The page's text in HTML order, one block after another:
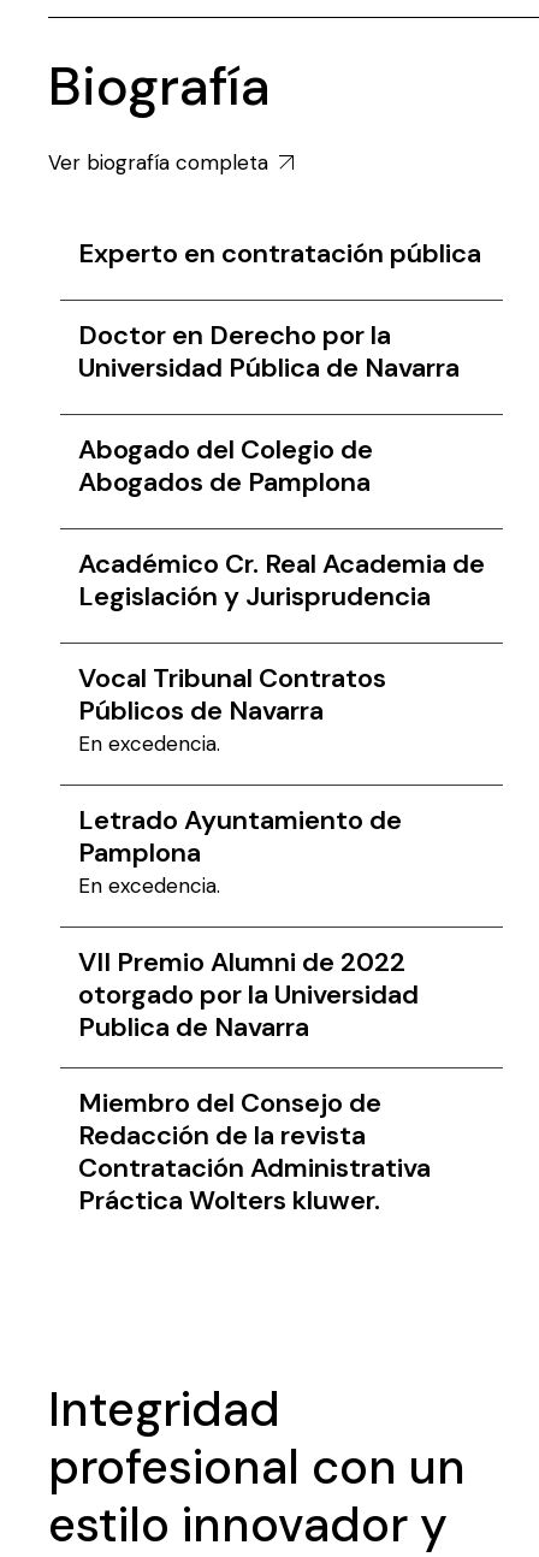
Biografía
Ver biografía completa
Experto en contratación pública
Doctor en Derecho por la
Universidad Pública de Navarra
Abogado del Colegio de
Abogados de Pamplona
Académico Cr. Real Academia de
Legislación y Jurisprudencia
Vocal Tribunal Contratos
Públicos de Navarra
En excedencia.
Letrado Ayuntamiento de
Pamplona
En excedencia.
VII Premio Alumni de 2022
otorgado por la Universidad
Publica de Navarra
Miembro del Consejo de
Redacción de la revista
Contratación Administrativa
Práctica Wolters kluwer.
Integridad
profesional con un
estilo innovador y